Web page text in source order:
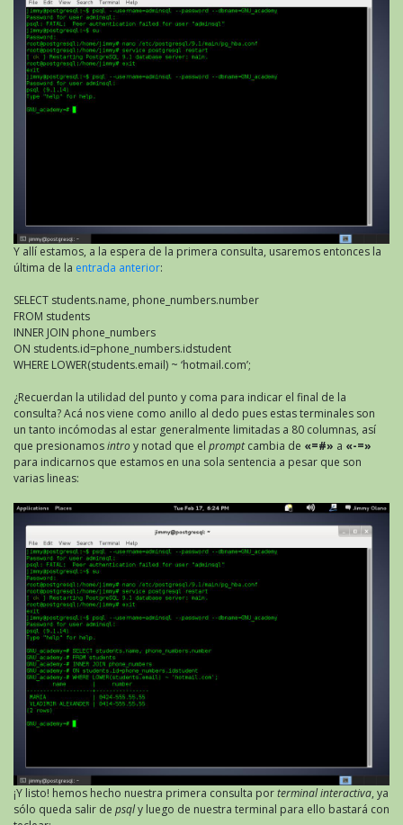
Y allí estamos, a la espera de la primera consulta, usaremos entonces la
última de la entrada anterior:
SELECT students.name, phone_numbers.number
FROM students
INNER JOIN phone_numbers
ON students.id=phone_numbers.idstudent
WHERE LOWER(students.email) ~ ‘hotmail.com’;
¿Recuerdan la utilidad del punto y coma para indicar el final de la
consulta? Acá nos viene como anillo al dedo pues estas terminales son
un tanto incómodas al estar generalmente limitadas a 80 columnas, así
que presionamosintroy notad que el promptcambia de «=#» a «-=»
para indicarnos que estamos en una sola sentencia a pesar que son
varias lineas:
¡Y listo! hemos hecho nuestra primera consulta porterminal interactiva, ya
sólo queda salir de psqly luego de nuestra terminal para ello bastará con